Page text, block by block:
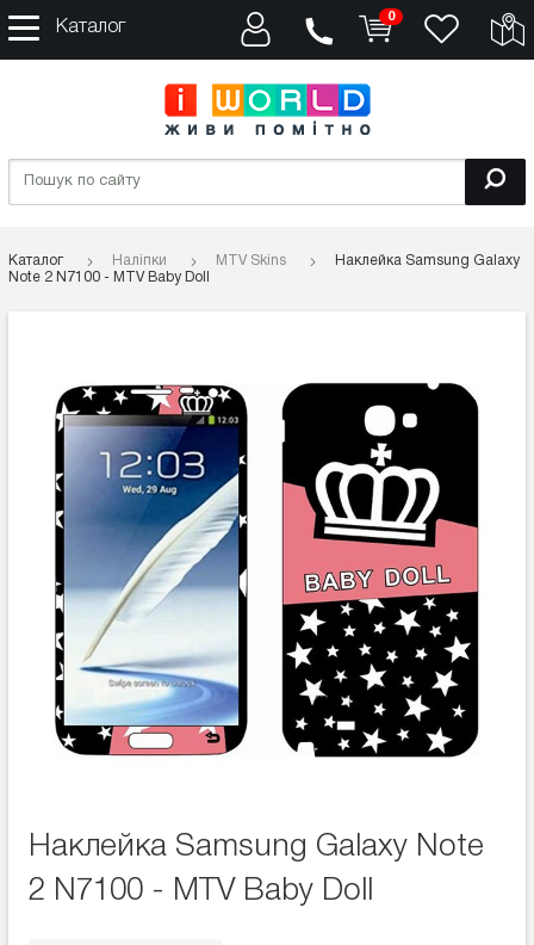
Каталог
0
Каталог Наліпки MTV Skins
Наклейка Samsung Galaxy
Note 2 N7100 - MTV Baby Doll
Наклейка Samsung Galaxy Note
2 N7100 - MTV Baby Doll